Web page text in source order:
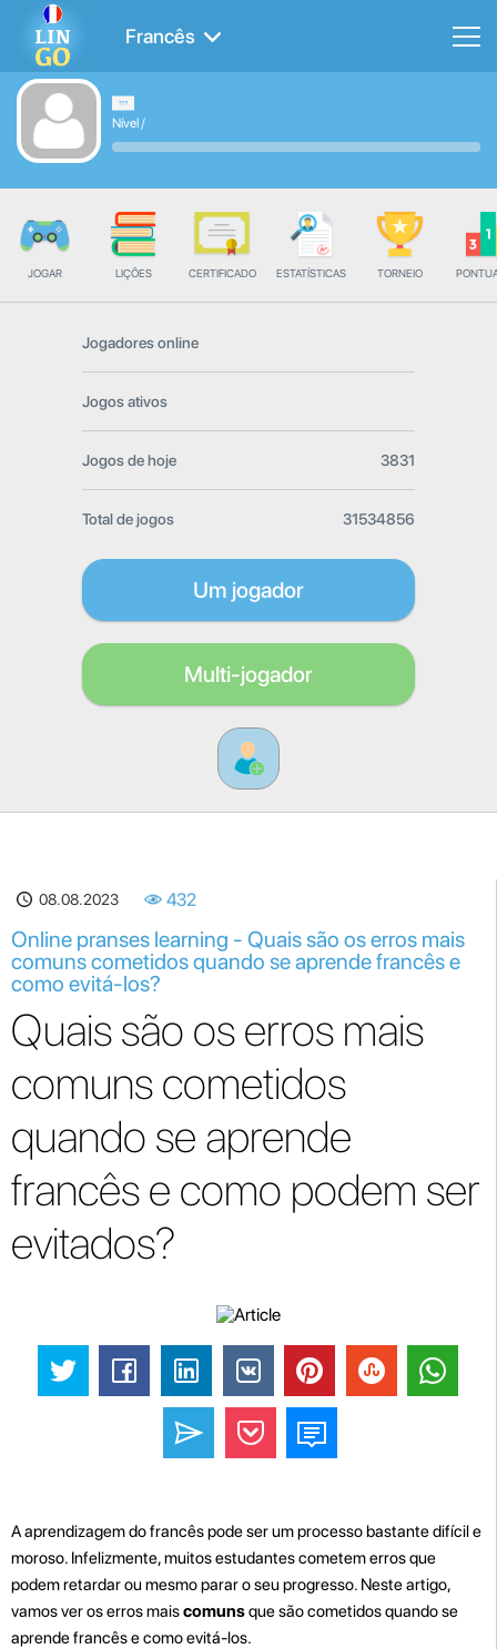
Francês
Nível/
JOGAR LIÇÕES CERTIFICADO ESTATÍSTICAS TORNEIO
Jogadores online
Jogos ativos
Jogos de hoje 3831
Total de jogos 31534856
Um jogador
Multi-jogador
08.08.2023 432
Online pranses learning - Quais são os erros mais
comuns cometidos quando se aprende francês e
como evitá-los?
Quais são os erros mais
comuns cometidos
quando se aprende
francês e como podem ser
evitados?
A aprendizagem do francês pode ser um processo bastante difícil e
moroso. Infelizmente, muitos estudantes cometem erros que
podem retardar ou mesmo parar o seu progresso. Neste artigo,
vamos ver os erros maiscomunsque são cometidos quando se
aprende francês e como evitá-los.